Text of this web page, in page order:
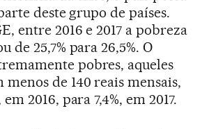
deste grupo de países.
entre 2016 e 2017 a pobreza
de 25,7% para 26,5%. O
pobres, aqueles
de 140 reais mensais,
2016, para 7,4%, em 2017.